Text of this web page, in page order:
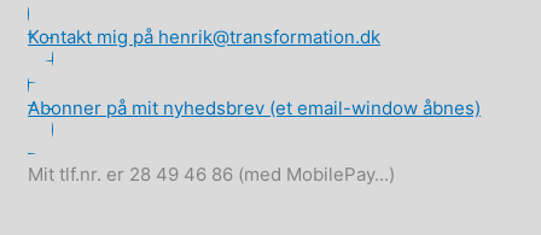
Kontakt mig på henrik@transformation.dk
Abonner på mit nyhedsbrev (et email-window åbnes)
Mit tlf.nr. er 28 49 46 86 (med MobilePay...)